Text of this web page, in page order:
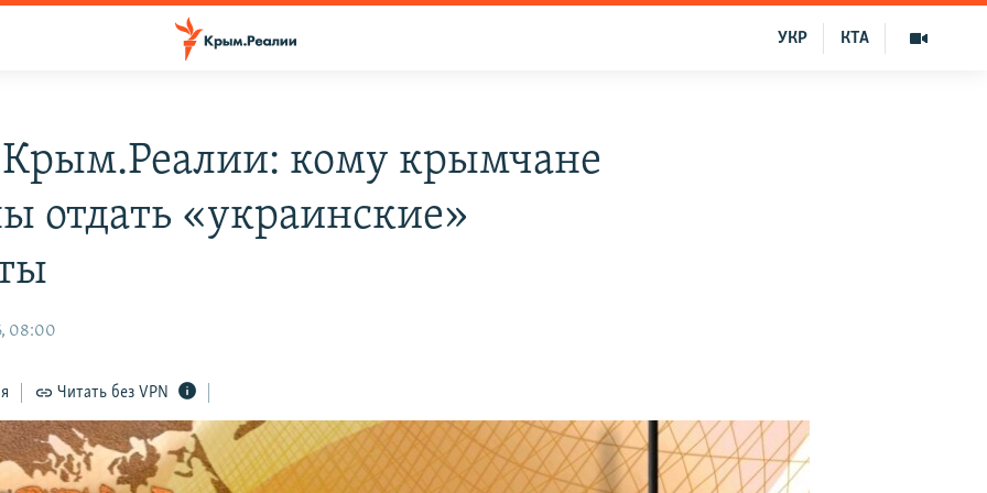
КТА
УКР
Крым.Реалии: кому крымчане
отдать «украинские»
08:00
Читать без VPN